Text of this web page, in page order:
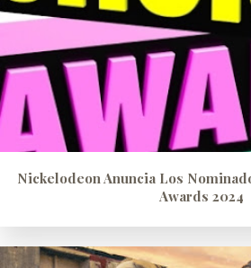
Nickelodeon Anuncia Los
Awards 2024